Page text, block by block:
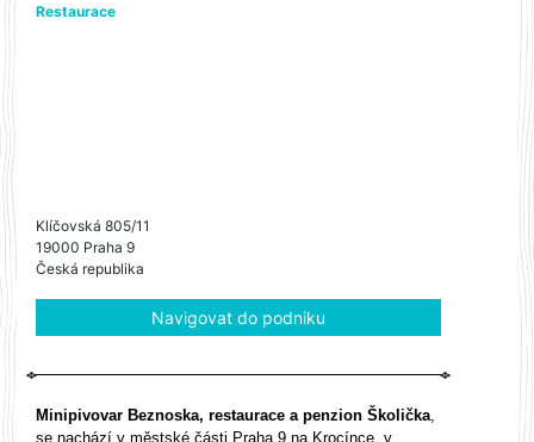
Restaurace
Klíčovská 805/11
19000 Praha 9
Česká republika
Navigovat do podniku
Minipivovar Beznoska, restaurace a penzion Školička
se nachází v městské části Praha 9 na Krocínce, v